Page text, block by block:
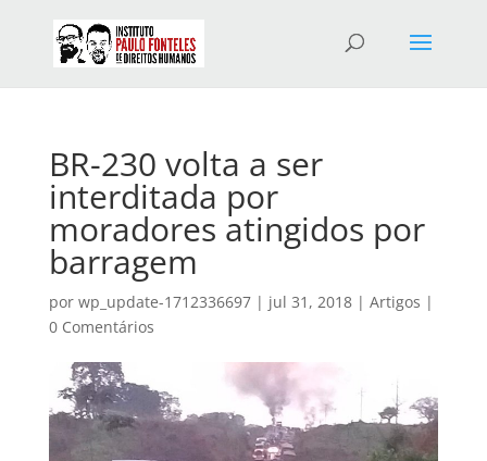
BR-230 volta a ser
interditada por
moradores atingidos por
barragem
por wp_update-1712336697| jul 31, 2018| Artigos |
0 Comentários